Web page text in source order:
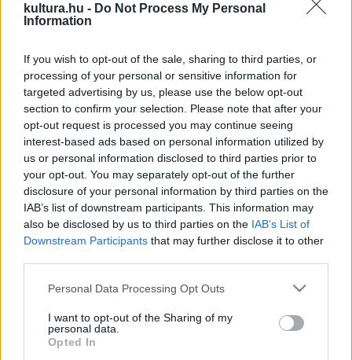
kultura.hu - Do Not Process My Personal
Information
If you wish to opt-out of the sale, sharing to third parties, or
processing of your personal or sensitive information for
targeted advertising by us, please use the below opt-out
section to confirm your selection. Please note that after your
opt-out request is processed you may continue seeing
interest-based ads based on personal information utilized by
us or personal information disclosed to third parties prior to
your opt-out. You may separately opt-out of the further
disclosure of your personal information by third parties on the
IAB’s list of downstream participants. This information may
also be disclosed by us to third parties on the IAB’s List of
Downstream Participants that may further disclose it to other
Please note that this website/app uses one or more Google
not limited to your visit or usage behaviour. You may click to
grant or deny consent to Google and its third-party tags to
use your data for below specified purposes in below Google
Personal Data Processing Opt Outs
I want to opt-out of the Sharing of my
personal data.
Opted In
az Írók Boltjában zajlott le a díjátadás. Kovács András
Ferenc a tizenharmadik, erdélyiként az első, aki átvehette
A népszerű könyvesüzlet "Üveggolyó rend"-jének
rangját leginkább az eddigi díjazottak névsorával tudjuk
érzékeltetni.
1993-tól, mióta a bolt munkatársai egy-egy kortárs
irodalmi személyiségnek adományozzák az Üveggolyót
munkássága, irodalmi tevékenysége és az üzlet
dolgozóival kialakult bensőséges kapcsolata
elismeréseként, Mándy Iván, Mészöly Miklós, Balassa
Péter, Parti Nagy Lajos, Tandori Dezső, Petri György,
Györe Balázs, Szilágyi Ákos, Göncz Árpád, Keresztury
Tibor, Balla Zsófia és Esterházy Péter került a
kiválasztottak közé. Gratulálunk KAF-nak.
Tegyük hozzá, hogy természetesen idei kötet